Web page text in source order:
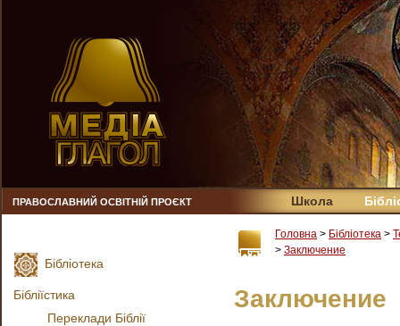
ПРАВОСЛАВНИЙ ОСВІТНІЙ ПРОЄКТ Школа
Головна > Бібліотека >
> Заключение
Заключение
Бібліотека
Бібліїстика
Переклади Біблії